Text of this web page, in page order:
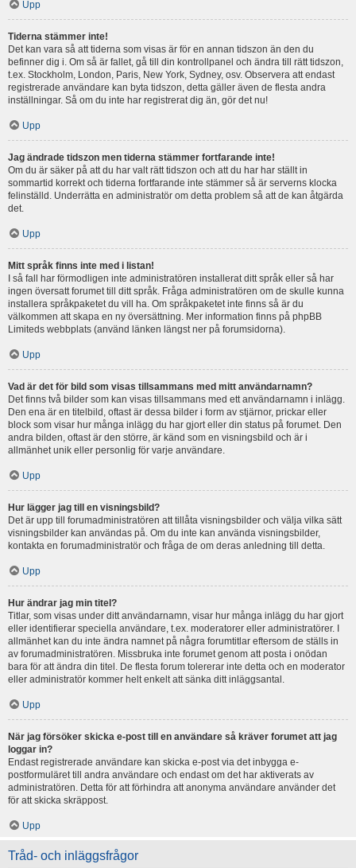
Upp
Tiderna stämmer inte!
Det kan vara så att tiderna som visas är för en annan tidszon än den du
befinner dig i. Om så är fallet, gå till din kontrollpanel och ändra till rätt tidszon,
t.ex. Stockholm, London, Paris, New York, Sydney, osv. Observera att endast
registrerade användare kan byta tidszon, detta gäller även de flesta andra
inställningar. Så om du inte har registrerat dig än, gör det nu!
Upp
Jag ändrade tidszon men tiderna stämmer fortfarande inte!
Om du är säker på att du har valt rätt tidszon och att du har har ställt in
sommartid korrekt och tiderna fortfarande inte stämmer så är serverns klocka
felinställd. Underrätta en administratör om detta problem så att de kan åtgärda
det.
Upp
Mitt språk finns inte med i listan!
I så fall har förmodligen inte administratören installerat ditt språk eller så har
ingen översatt forumet till ditt språk. Fråga administratören om de skulle kunna
installera språkpaketet du vill ha. Om språkpaketet inte finns så är du
välkommen att skapa en ny översättning. Mer information finns på phpBB
Limiteds webbplats (använd länken längst ner på forumsidorna).
Upp
Vad är det för bild som visas tillsammans med mitt användarnamn?
Det finns två bilder som kan visas tillsammans med ett användarnamn i inlägg.
Den ena är en titelbild, oftast är dessa bilder i form av stjärnor, prickar eller
block som visar hur många inlägg du har gjort eller din status på forumet. Den
andra bilden, oftast är den större, är känd som en visningsbild och är i
allmänhet unik eller personlig för varje användare.
Upp
Hur lägger jag till en visningsbild?
Det är upp till forumadministratören att tillåta visningsbilder och välja vilka sätt
visningsbilder kan användas på. Om du inte kan använda visningsbilder,
kontakta en forumadministratör och fråga de om deras anledning till detta.
Upp
Hur ändrar jag min titel?
Titlar, som visas under ditt användarnamn, visar hur många inlägg du har gjort
eller identifierar speciella användare, t.ex. moderatorer eller administratörer. I
allmänhet kan du inte ändra namnet på några forumtitlar eftersom de ställs in
av forumadministratören. Missbruka inte forumet genom att posta i onödan
bara för att ändra din titel. De flesta forum tolererar inte detta och en moderator
eller administratör kommer helt enkelt att sänka ditt inläggsantal.
Upp
När jag försöker skicka e-post till en användare så kräver forumet att jag
loggar in?
Endast registrerade användare kan skicka e-post via det inbygga e-
postformuläret till andra användare och endast om det har aktiverats av
administratören. Detta för att förhindra att anonyma användare använder det
för att skicka skräppost.
Upp
Tråd- och inläggsfrågor